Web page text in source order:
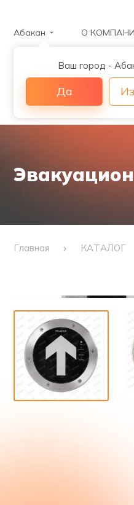
Абакан
Ваш город -
Да
О
Главная КАТАЛОГ